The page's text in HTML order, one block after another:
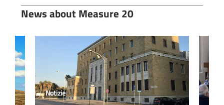
Determinazione Sezione Attuazione programmi
comunitari per l'agricoltura n. 965 del 07.12.2023
di concessione della domanda di sostegno
n. 34250331542 del 05/12/2023.
PSR/Puglia 2014-2022 Mis. 20 “Assistenza
tecnica negli Stati Membri”. Deliberazione
della Giunta Regionale 2 agosto 2018, n.
1449 pubblicata nel BURP n. 115 del
News about Measure 20
Notizie